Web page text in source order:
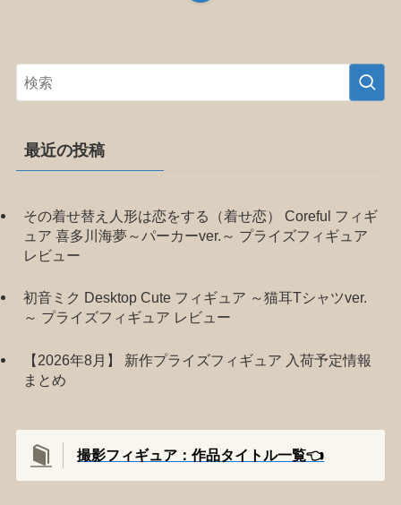
最近の投稿
その着せ替え人形は恋をする（着せ恋） Coreful フィギ
ュア 喜多川海夢～パーカーver.～ プライズフィギュア
レビュー
初音ミク Desktop Cute フィギュア ～猫耳Tシャツver.
～ プライズフィギュア レビュー
【2026年8月】 新作プライズフィギュア 入荷予定情報
まとめ
撮影フィギュア：作品タイトル一覧👈️